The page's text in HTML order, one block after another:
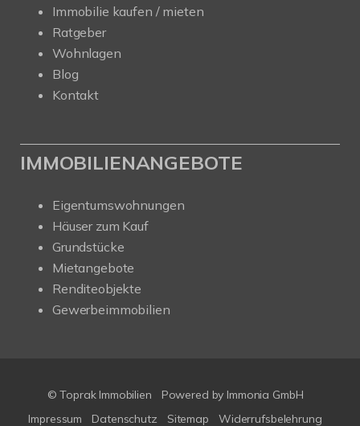
Immobilie kaufen / mieten
Ratgeber
Wohnlagen
Blog
Kontakt
IMMOBILIENANGEBOTE
Eigentumswohnungen
Häuser zum Kauf
Grundstücke
Mietangebote
Renditeobjekte
Gewerbeimmobilien
© Toprak Immobilien
Powered by Immonia GmbH
Impressum
Datenschutz Sitemap Widerrufsbelehrung